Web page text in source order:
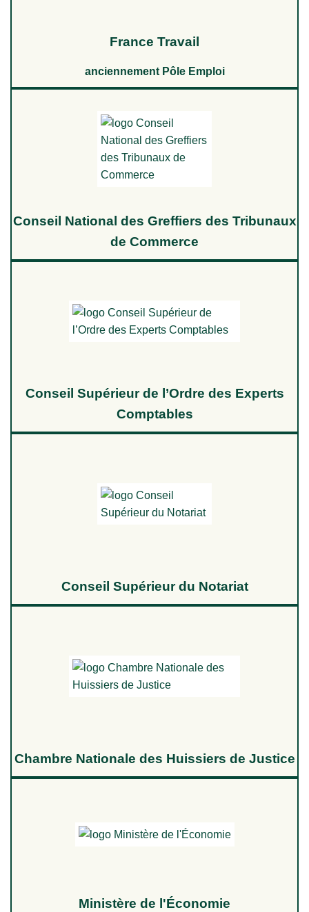
France Travail
anciennement Pôle Emploi
Conseil National des Greffiers des Tribunaux
de Commerce
Conseil Supérieur de l’Ordre des Experts
Comptables
Conseil Supérieur du Notariat
Chambre Nationale des Huissiers de Justice
Ministère de l'Économie